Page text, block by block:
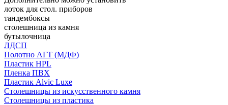
лоток для стол. приборов
тандембоксы
столешница из камня
бутылочница
ЛДСП
Полотно АГТ (МДФ)
Пластик HPL
Пленка ПВХ
Пластик Alvic Luxe
Столешницы из искусственного камня
Столешницы из пластика